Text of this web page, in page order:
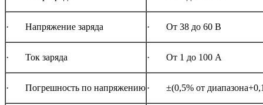
· Напряжение заряда · От 38 до 60 В
· Ток заряда · От 1 до 100 А
· Погрешность по напряжению· ±(0,5% от